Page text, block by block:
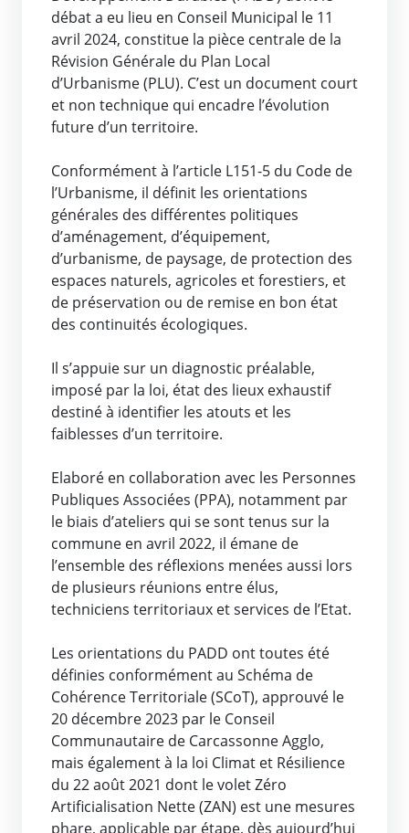
débat a eu lieu en Conseil Municipal le 11
avril 2024, constitue la pièce centrale de la
Révision Générale du Plan Local
d’Urbanisme (PLU). C’est un document court
et non technique qui encadre l’évolution
future d’un territoire.
Conformément à l’article L151-5 du Code de
l’Urbanisme, il définit les orientations
générales des différentes politiques
d’aménagement, d’équipement,
d’urbanisme, de paysage, de protection des
espaces naturels, agricoles et forestiers, et
de préservation ou de remise en bon état
des continuités écologiques.
Il s’appuie sur un diagnostic préalable,
imposé par la loi, état des lieux exhaustif
destiné à identifier les atouts et les
faiblesses d’un territoire.
Elaboré en collaboration avec les Personnes
Publiques Associées (PPA), notamment par
le biais d’ateliers qui se sont tenus sur la
commune en avril 2022, il émane de
l’ensemble des réflexions menées aussi lors
de plusieurs réunions entre élus,
techniciens territoriaux et services de l’Etat.
Les orientations du PADD ont toutes été
définies conformément au Schéma de
Cohérence Territoriale (SCoT), approuvé le
20 décembre 2023 par le Conseil
Communautaire de Carcassonne Agglo,
mais également à la loi Climat et Résilience
du 22 août 2021 dont le volet Zéro
Artificialisation Nette (ZAN) est une mesures
phare, applicable par étape, dès aujourd’hui